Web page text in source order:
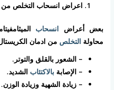
اعراض انسحاب التخلص من
بعض أعراض انسحاب
محاولةالتخلص من ادمان
– الشعور بالقلق والتوتر.
– الإصابةبالاكتئاب الشديد.
– زيادة الشهية وزيادة الوزن.